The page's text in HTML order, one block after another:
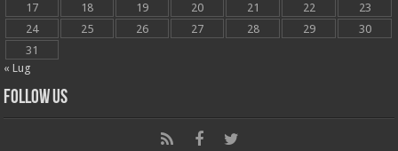
17
18 19 20 21 22
23
24
25 26 27 28 29
30
31
« Lug
Follow Us